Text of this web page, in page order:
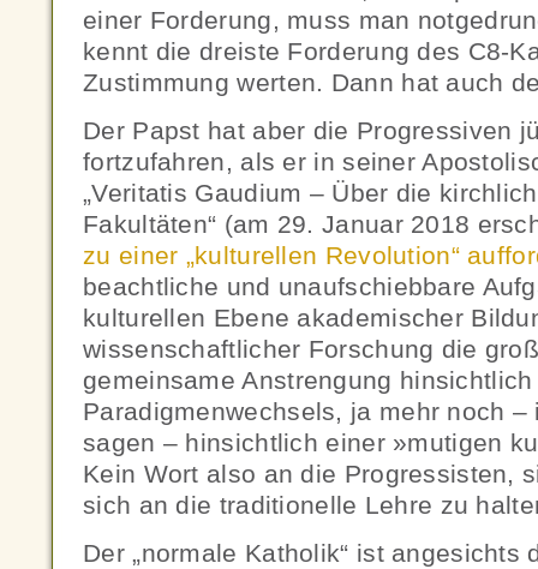
einer Forderung, muss man
kennt die dreiste Forderung des C8-
Zustimmung werten. Dann hat auch
Der Papst hat aber die Progressiven
fortzufahren, als er in seiner
„Veritatis Gaudium – Über die
Fakultäten“ (am 29. Januar 2018
zu einer „kulturellen Revolution“
beachtliche und unaufschiebbare
kulturellen Ebene akademischer
wissenschaftlicher Forschung die
gemeinsame Anstrengung
Paradigmenwechsels, ja mehr noch
sagen – hinsichtlich einer »mutigen
Kein Wort also an die Progressisten,
sich an die traditionelle Lehre zu
Der „normale Katholik“ ist angesichts